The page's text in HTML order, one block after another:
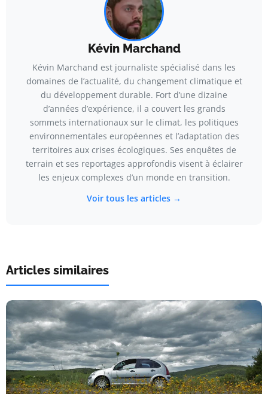
Kévin Marchand
Kévin Marchand est journaliste spécialisé dans les
domaines de l’actualité, du changement climatique et
du développement durable. Fort d’une dizaine
d’années d’expérience, il a couvert les grands
sommets internationaux sur le climat, les politiques
environnementales européennes et l’adaptation des
territoires aux crises écologiques. Ses enquêtes de
terrain et ses reportages approfondis visent à éclairer
les enjeux complexes d’un monde en transition.
Voir tous les articles →
Articles similaires